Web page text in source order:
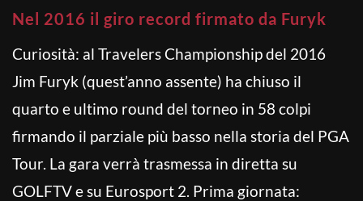
Nel 2016 il giro record firmato da Furyk
Curiosità: al Travelers Championship del 2016
Jim Furyk (quest’anno assente) ha chiuso il
quarto e ultimo round del torneo in 58 colpi
firmando il parziale più basso nella storia del PGA
Tour. La gara verrà trasmessa in diretta su
GOLFTV e su Eurosport 2. Prima giornata: